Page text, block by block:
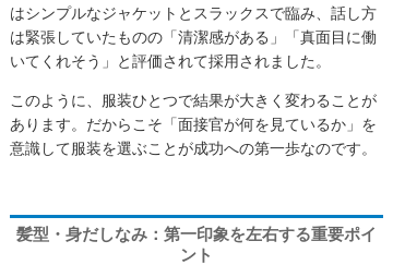
はシンプルなジャケットとスラックスで臨み、話し方
は緊張していたものの「清潔感がある」「真面目に働
いてくれそう」と評価されて採用されました。
このように、服装ひとつで結果が大きく変わることが
あります。だからこそ「面接官が何を見ているか」を
意識して服装を選ぶことが成功への第一歩なのです。
髪型・身だしなみ：第一印象を左右する重要ポイ
ント